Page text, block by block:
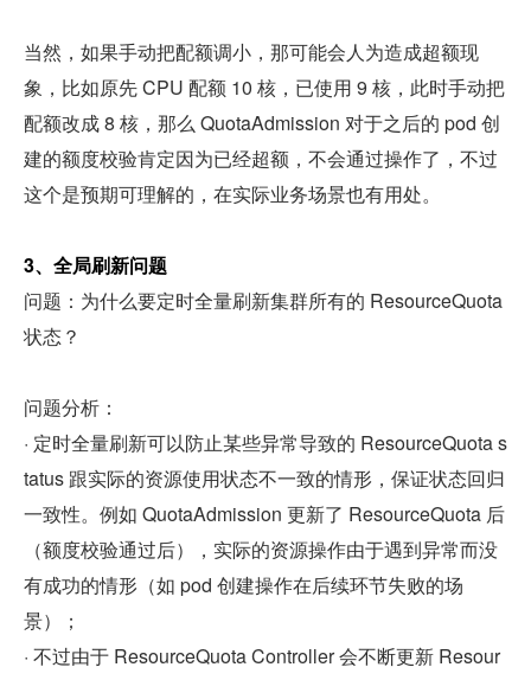
当然，如果手动把配额调小，那可能会人为造成超额现
象，比如原先 CPU 配额 10 核，已使用 9 核，此时手动把
配额改成 8 核，那么 QuotaAdmission 对于之后的 pod 创
建的额度校验肯定因为已经超额，不会通过操作了，不过
这个是预期可理解的，在实际业务场景也有用处。
3、全局刷新问题
问题：为什么要定时全量刷新集群所有的 ResourceQuota
状态？
问题分析：
· 定时全量刷新可以防止某些异常导致的 ResourceQuota s
tatus 跟实际的资源使用状态不一致的情形，保证状态回归
一致性。例如 QuotaAdmission 更新了 ResourceQuota 后
（额度校验通过后），实际的资源操作由于遇到异常而没
有成功的情形（如 pod 创建操作在后续环节失败的场
景）；
· 不过由于 ResourceQuota Controller 会不断更新 Resour